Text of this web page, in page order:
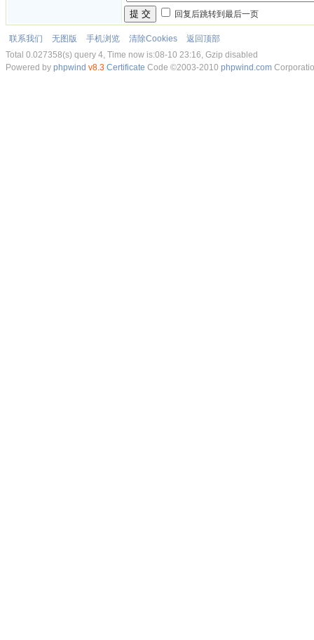
提 交 回复后跳转到最后一页
联系我们 无图版 手机浏览 清除Cookies
返回顶部
Total 0.027358(s) query 4, Time now is:08-10 23:16, Gzip disabled
Powered by phpwind v8.3 Certificate Code ©2003-2010 phpwind.com